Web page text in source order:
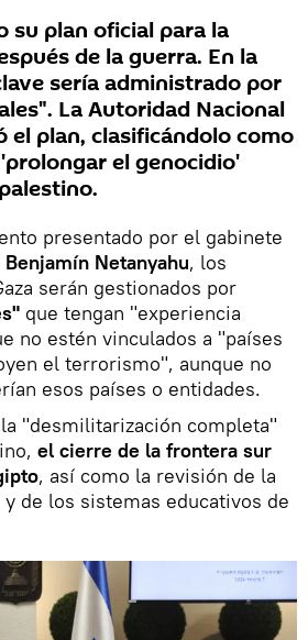
su plan oficial para la
de la guerra. En la
sería administrado por
La Autoridad Nacional
el plan, clasificándolo como
el genocidio'
presentado por el gabinete
Benjamín Netanyahu, los
serán gestionados por
que tengan "experiencia
no estén vinculados a "países
el terrorismo", aunque no
esos países o entidades.
"desmilitarización completa"
el cierre de la frontera sur
, así como la revisión de la
de los sistemas educativos de